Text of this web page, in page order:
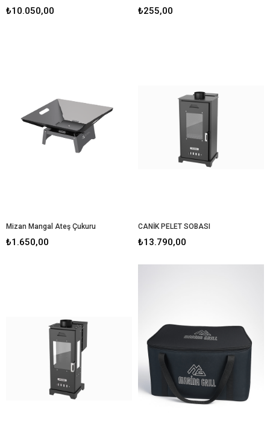
₺10.050,00 ₺255,00
Mizan Mangal Ateş Çukuru
₺1.650,00
CANİK PELET SOBASI
₺13.790,00